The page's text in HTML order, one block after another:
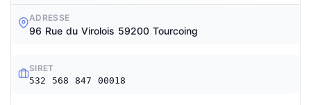
ADRESSE
96 Rue du Virolois 59200 Tourcoing
SIRET
532 568 847 00018